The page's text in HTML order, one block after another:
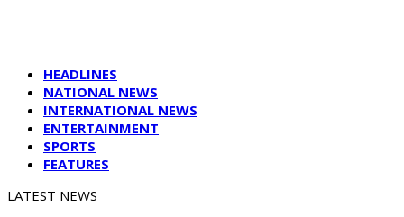
HEADLINES
NATIONAL NEWS
INTERNATIONAL NEWS
ENTERTAINMENT
SPORTS
FEATURES
LATEST NEWS